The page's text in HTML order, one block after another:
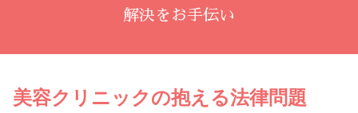
解決をお手伝い
美容クリニックの抱える法律問題